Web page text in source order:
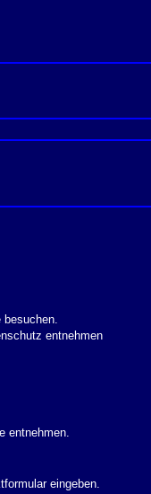
entnehmen
entnehmen.
eingeben.